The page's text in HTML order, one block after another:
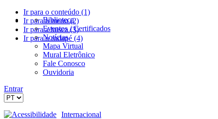
Ir para o conteúdo (1)
Ir para o menu (2)
Ir para a busca (3)
Ir para o rodapé (4)
Biblioteca
Eventos / Certificados
Notícias
Mapa Virtual
Mural Eletrônico
Fale Conosco
Ouvidoria
Entrar
Acessibilidade Internacional